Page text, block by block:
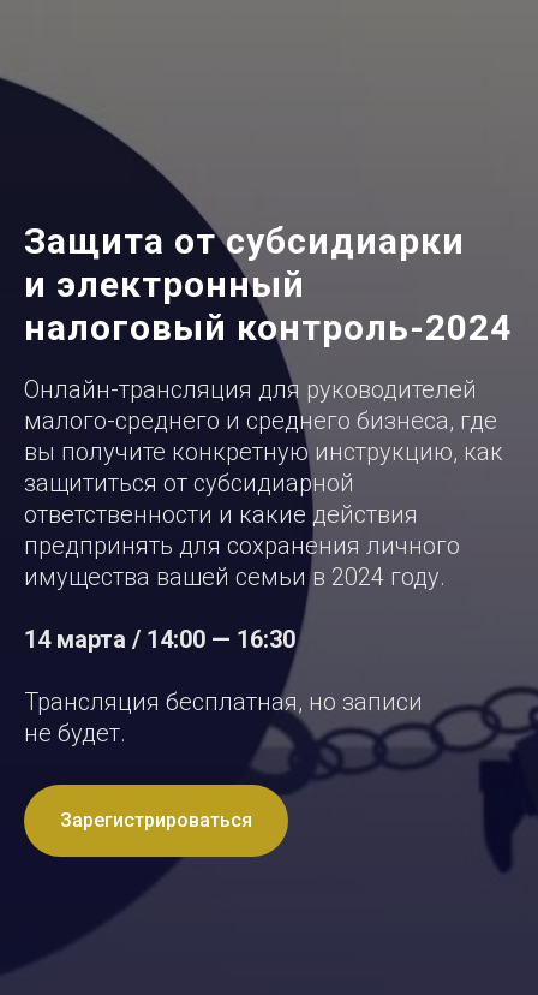
Защита от субсидиарки
и электронный
налоговый контроль-2024
Онлайн-трансляция для руководителей
малого-среднего и среднего бизнеса, где
вы получите конкретную инструкцию, как
защититься от субсидиарной
ответственности и какие действия
предпринять для сохранения личного
имущества вашей семьи в 2024 году.
14 марта / 14:00 — 16:30
Трансляция бесплатная, но записи
не будет.
Зарегистрироваться